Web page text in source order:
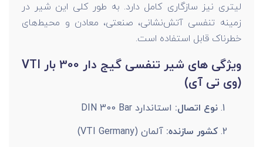
لیتری نیز سازگاری کامل دارد. به طور کلی این شیر در
زمینه تنفسی آتش‌نشانی، صنعتی، معادن و محیط‌های
خطرناک قابل استفاده است.
ویژگی های شیر تنفسی گیج دار 300 بار VTI
(وی تی آی)
نوع اتصال: استاندارد DIN 300 Bar
کشور سازنده: آلمان (VTI Germany)